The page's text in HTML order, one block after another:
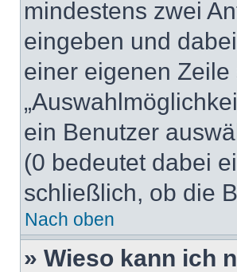
mindestens zwei
eingeben und
einer eigenen
ein Benutzer
(0 bedeutet dabei
schließlich, ob die
Nach oben
» Wieso kann ich